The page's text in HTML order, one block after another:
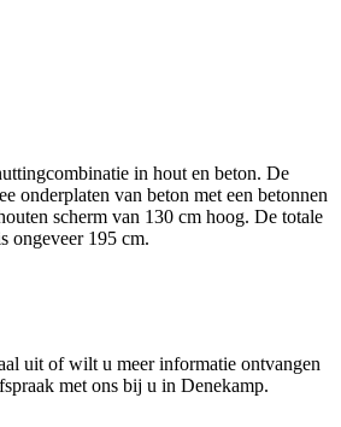
in hout en beton. De
onderplaten van beton met een betonnen
scherm van 130 cm hoog. De totale
ongeveer 195 cm.
uit of wilt u meer informatie ontvangen
met ons bij u in Denekamp.